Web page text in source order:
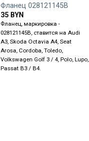
Фланец 028121145B
35 BYN
Фланец, маркировка -
028121145B, ставится на Audi
A3, Skoda Octavia A4, Seat
Arosa, Cordoba, Toledo,
Volkswagen Golf 3 / 4, Polo, Lupo,
Passat B3 / B4.